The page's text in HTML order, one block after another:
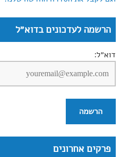
הרשמה לעדכונים בדוא״ל
דוא״ל:
פרקים אחרונים